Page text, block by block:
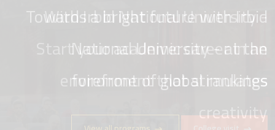
Towards a bright future with Irbid
National University - at the
forefront of global rankings
With Irbid National University -
Start your academic career in an
environment that stimulates
creativity